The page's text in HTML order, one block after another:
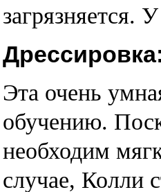
загрязняется.
Дрессировка:
Эта очень
обучению.
необходим
случае, Колли